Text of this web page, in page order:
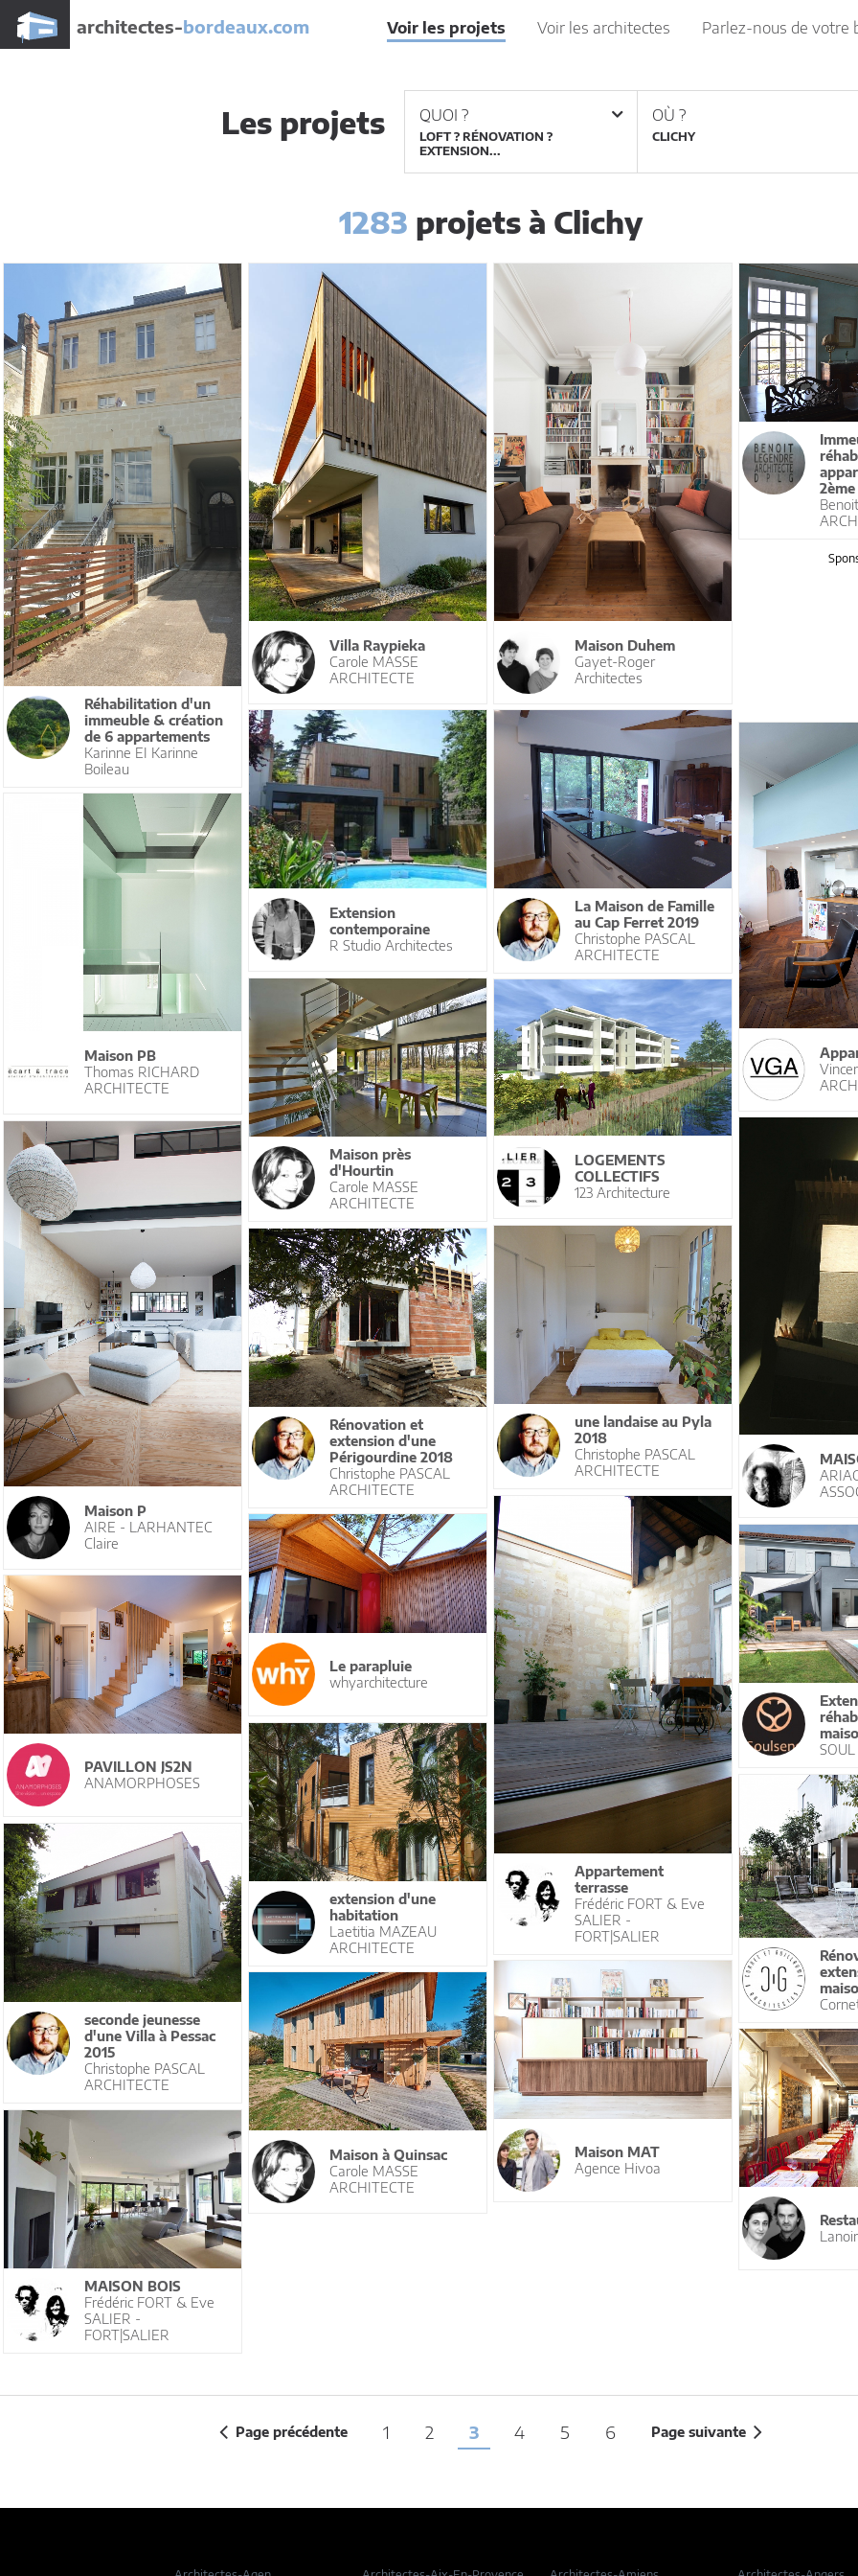
architectes-bordeaux.com Voir les projets Voir les architectes Parlez-nous de votre
Les projets QUOI ?
LOFT ? RÉNOVATION ?
EXTENSION...
OÙ ?
1283 projets à Clichy
Réhabilitation d'un
immeuble & création
de 6 appartements
Karinne EI Karinne
Boileau
Villa Raypieka
Carole MASSE
ARCHITECTE
Maison Duhem
Gayet-Roger
Architectes
La Maison de Famille
au Cap Ferret 2019
Christophe PASCAL
ARCHITECTE
Extension
contemporaine
R Studio Architectes
Maison PB
Thomas RICHARD
ARCHITECTE
Maison près
d'Hourtin
Carole MASSE
ARCHITECTE
LOGEMENTS
COLLECTIFS
123 Architecture
Maison P
AIRE - LARHANTEC
Claire
une landaise au Pyla
2018
Christophe PASCAL
ARCHITECTE
Rénovation et
extension d'une
Périgourdine 2018
Christophe PASCAL
ARCHITECTE
Appartement
terrasse
Frédéric FORT & Eve
SALIER -
FORT|SALIER
Le parapluie
whyarchitecture
SOUL
PAVILLON JS2N
ANAMORPHOSES
extension d'une
habitation
Laetitia MAZEAU
ARCHITECTE
seconde jeunesse
d'une Villa à Pessac
2015
Christophe PASCAL
ARCHITECTE
Maison MAT
Agence Hivoa
Maison à Quinsac
Carole MASSE
ARCHITECTE
MAISON BOIS
Frédéric FORT & Eve
SALIER -
FORT|SALIER
Page précédente 1 2 3 4 5 6 Page suivante